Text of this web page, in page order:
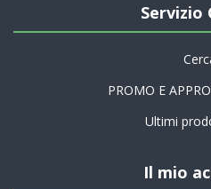
Servizio
PROMO E
Ultimi
Il mio